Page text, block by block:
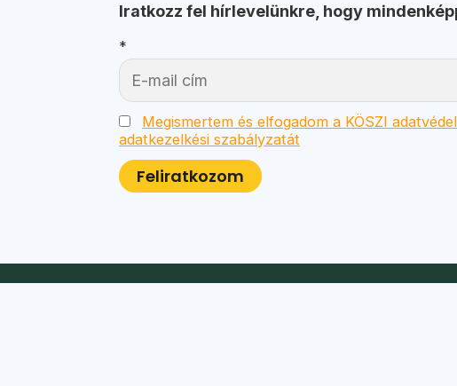
Iratkozz fel hírlevelünkre, hogy
*
Megismertem és elfogadom a KÖSZI
adatkezelkési szabályzatát